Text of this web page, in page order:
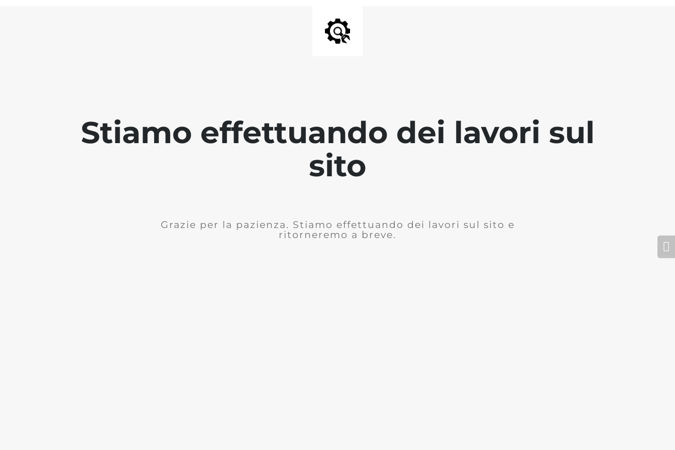
Stiamo effettuando dei lavori sul
sito
Grazie per la pazienza. Stiamo effettuando dei lavori sul sito e
ritorneremo a breve.